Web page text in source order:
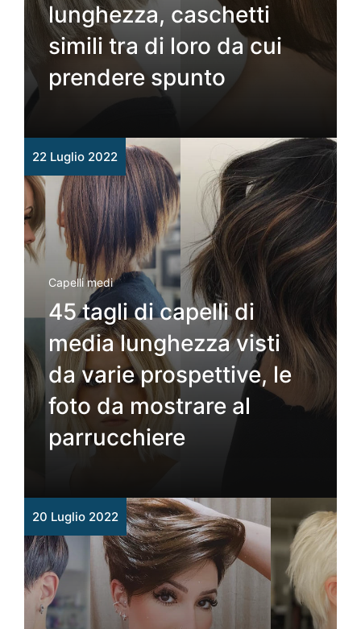
lunghezza, caschetti
simili tra di loro da cui
prendere spunto
22 Luglio 2022
Capelli medi
45 tagli di capelli di
media lunghezza visti
da varie prospettive, le
foto da mostrare al
parrucchiere
20 Luglio 2022